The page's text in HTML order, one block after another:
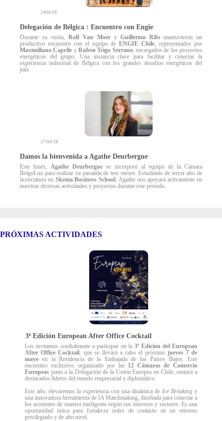
2404/26
Delegación de Bélgica : Encuentro con Engie
Durante su visita,Rolf Van Moery Guillermo Rifomantuvieron un
productivo encuentro con el equipo deENGIE Chile, representados por
Maximiliano Caprile yRuben Trigo Serrano, encargados de los proyectos
energéticos del grupo. Una instancia clave para facilitar y conectar la
experiencia industrial de Bélgica con los grandes desafíos energéticos del
país.
27/04/26
Damos la bienvenida a Agathe Deurbergue
Este lunes,Agathe Deurbergue se incorporó al equipo de la Cámara
BelgoLux para realizar su pasantía de tres meses. Estudiante de tercer año de
licenciatura en Skema Business School, Agathe nos apoyará activamente en
nuestras diversas actividades y proyectos durante este periodo.
PRÓXIMAS ACTIVIDADES
3ª Edición European After Office Cocktail
Los invitamos cordialmente a participar en la 3ª Edición del European
After Office Cocktail, que se llevará a cabo el próximo jueves 7 de
mayo en la Residencia de la Embajada de los Países Bajos. Este
encuentro exclusivo, organizado por las 12 Cámaras de Comercio
Europeas junto a la Delegación de la Unión Europea en Chile, reunirá a
destacados líderes del mundo empresarial y diplomático.
Este año, elevaremos la experiencia con una dinámica de Ice Breaking y
una innovadora herramienta de IA Matchmaking, diseñada para conectar a
los asistentes de manera inteligente según sus intereses y sectores. Es una
oportunidad única para fortalecer redes de contacto en un entorno
privilegiado y de alto nivel.